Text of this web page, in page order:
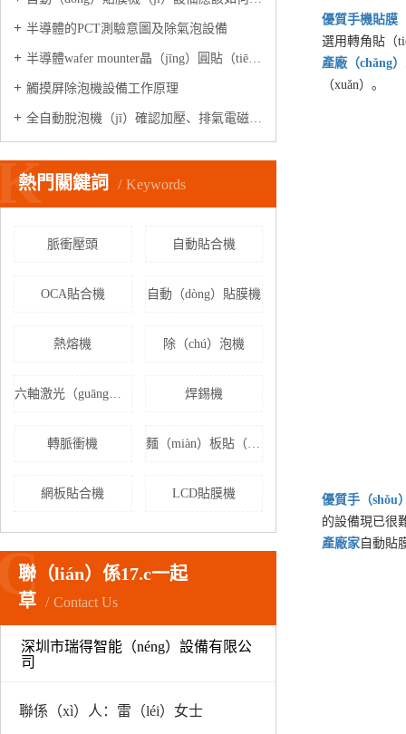
半導體的PCT測驗意圖及除氣泡設備
半導體wafer mounter晶（jīng）圓貼（tiē）膜機是做什麽的?
觸摸屏除泡機設備工作原理
全自動脫泡機（jī）確認加壓、排氣電磁閥是否正常（cháng）工作?
熱門關鍵詞 Keywords
脈衝壓頭 自動貼合機
OCA貼合機 自動（dòng）貼膜機
熱熔機 除（chú）泡機
六軸激光（guāng）焊錫機（jī） 焊錫機
轉脈衝機 麵（miàn）板貼（tiē）膜機
網板貼合機 LCD貼膜機
聯（lián）係17.c一起
草
Contact Us
深圳市瑞得智能（néng）設備有限公
司
聯係（xì）人：雷（léi）女士
優質手機貼膜
選用轉角貼（
產廠（chǎng
（xuǎn）。
優質手（shǒu
的設備現已很
產廠家 自動貼